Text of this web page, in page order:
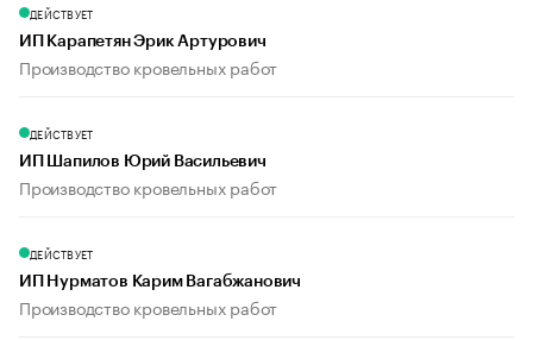
ДЕЙСТВУЕТ
ИП Карапетян Эрик Артурович
Производство кровельных работ
ДЕЙСТВУЕТ
ИП Шапилов Юрий Васильевич
Производство кровельных работ
ДЕЙСТВУЕТ
ИП Нурматов Карим Вагабжанович
Производство кровельных работ